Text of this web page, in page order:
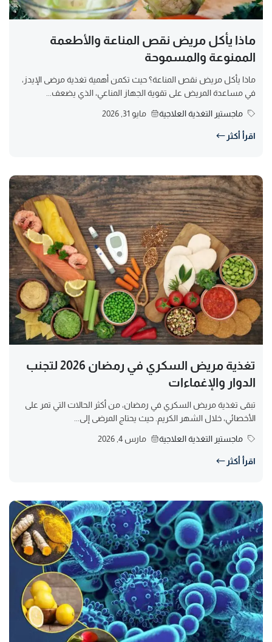
ماذا يأكل مريض نقص المناعة والأطعمة
الممنوعة والمسموحة
ماذا يأكل مريض نقص المناعة؟ حيث تكمن أهمية تغذية مرضى الإيدز،
في مساعدة المريض على تقوية الجهاز المناعي، الذي يضعف...
ماجستير التغذية العلاجية مايو 31, 2026
اقرأ أكثر
تغذية مريض السكري في رمضان 2026 لتجنب
الدوار والإغماءات
تبقى تغذية مريض السكري في رمضان، من أكثر الحالات التي تمر على
الأخصائي، خلال الشهر الكريم. حيث يحتاج المرضى إلى...
ماجستير التغذية العلاجية مارس 4, 2026
اقرأ أكثر